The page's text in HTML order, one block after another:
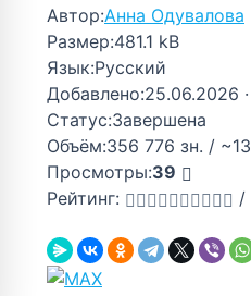
Автор:Анна Одувалова
Размер:481.1 kB
Язык:Русский
Добавлено:25.06.2026
Статус:Завершена
Объём:356 776 зн. /
Просмотры:39
Рейтинг:
/